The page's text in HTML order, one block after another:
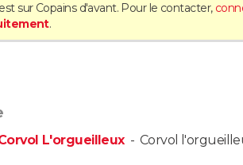
sur Copains d'avant. Pour le contacter,
.
L'orgueilleux- Corvol